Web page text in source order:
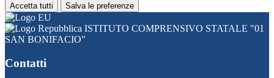
Accetta tutti Salva le preferenze
ISTITUTO COMPRENSIVO STATALE "01
SAN BONIFACIO"
Contatti